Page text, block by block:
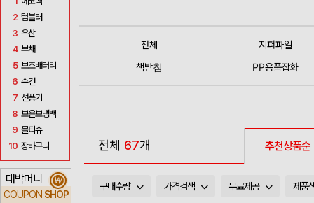
2 텀블러
3 우산
4 부채
5 보조배터리
6 수건
7 선풍기
8 보온보냉백
9 물티슈
10 장바구니
대박머니
COUPON SHOP
₩
전체
지퍼파일
책받침
PP용품잡화
전체 67개 추천상품순
구매수량 가격검색 무료제공 제품